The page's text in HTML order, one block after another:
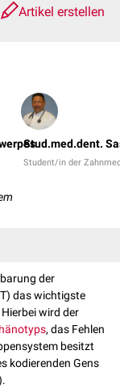
Artikel erstellen
Stud.med.dent.
Student/in der
der
das wichtigste
wird der
, das Fehlen
besitzt
kodierenden Gens